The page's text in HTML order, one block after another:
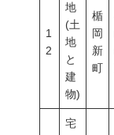
1
2
地
(土
地
と
建
物)
楯
岡
新
町
宅